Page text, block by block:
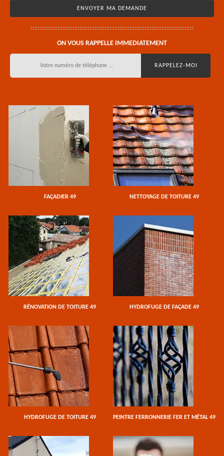
ON VOUS RAPPELLE IMMEDIATEMENT
FAÇADIER 49 NETTOYAGE DE TOITURE 49
RÉNOVATION DE TOITURE 49 HYDROFUGE DE FAÇADE 49
HYDROFUGE DE TOITURE 49 PEINTRE FERRONNERIE FER ET MÉTAL 49